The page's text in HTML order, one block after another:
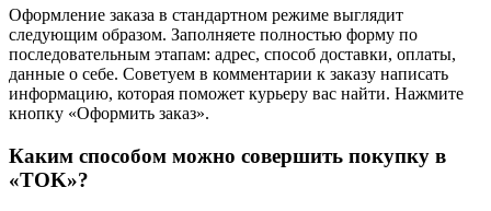
Оформление заказа в стандартном режиме выглядит
следующим образом. Заполняете полностью форму по
последовательным этапам: адрес, способ доставки, оплаты,
данные о себе. Советуем в комментарии к заказу написать
информацию, которая поможет курьеру вас найти. Нажмите
кнопку «Оформить заказ».
Каким способом можно совершить покупку в
«TOK»?